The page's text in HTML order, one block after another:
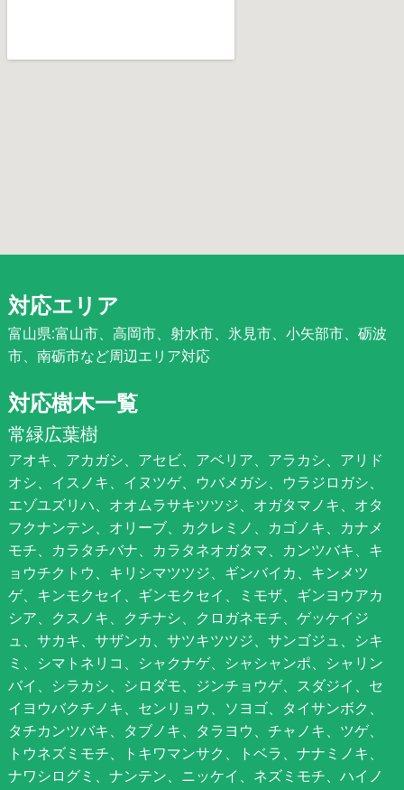
対応エリア
富山県:富山市、高岡市、射水市、氷見市、小矢部市、砺波
市、南砺市など周辺エリア対応
対応樹木一覧
常緑広葉樹
アオキ、アカガシ、アセビ、アベリア、アラカシ、アリド
オシ、イスノキ、イヌツゲ、ウバメガシ、ウラジロガシ、
エゾユズリハ、オオムラサキツツジ、オガタマノキ、オタ
フクナンテン、オリーブ、カクレミノ、カゴノキ、カナメ
モチ、カラタチバナ、カラタネオガタマ、カンツバキ、キ
ョウチクトウ、キリシマツツジ、ギンバイカ、キンメツ
ゲ、キンモクセイ、ギンモクセイ、ミモザ、ギンヨウアカ
シア、クスノキ、クチナシ、クロガネモチ、ゲッケイジ
ュ、サカキ、サザンカ、サツキツツジ、サンゴジュ、シキ
ミ、シマトネリコ、シャクナゲ、シャシャンポ、シャリン
バイ、シラカシ、シロダモ、ジンチョウゲ、スダジイ、セ
イヨウバクチノキ、センリョウ、ソヨゴ、タイサンボク、
タチカンツバキ、タブノキ、タラヨウ、チャノキ、ツゲ、
トウネズミモチ、トキワマンサク、トベラ、ナナミノキ、
ナワシログミ、ナンテン、ニッケイ、ネズミモチ、ハイノ